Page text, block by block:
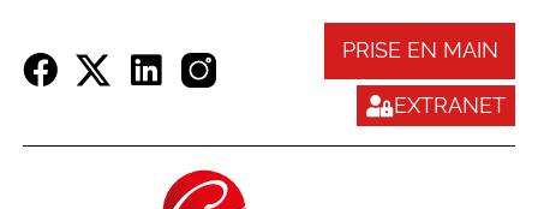
PRISE EN MAIN
EXTRANET